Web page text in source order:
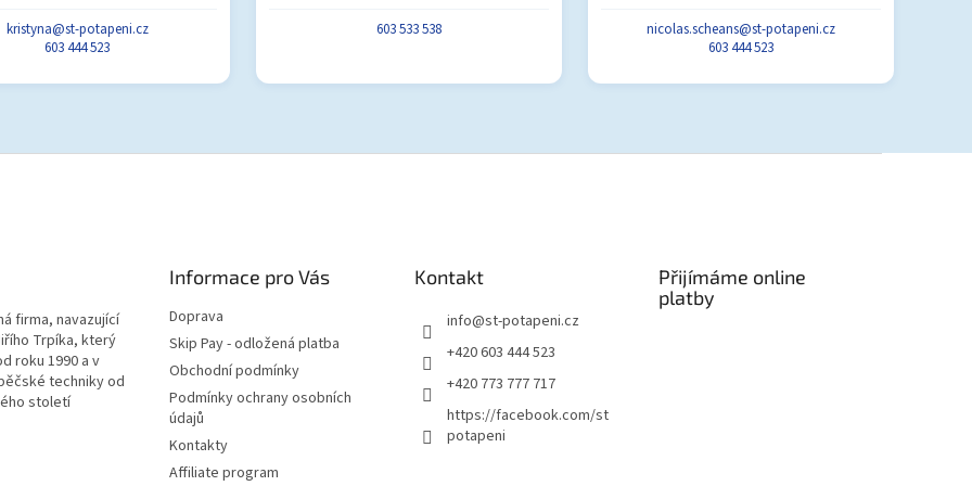
kristyna@st-potapeni.cz
603 444 523
603 533 538
nicolas.scheans@st-potapeni.cz
603 444 523
firma, navazující
Trpíka, který
roku 1990 a v
techniky od
století
Informace pro Vás
Doprava
Skip Pay - odložená platba
Obchodní podmínky
Podmínky ochrany osobních
údajů
Kontakty
Affiliate program
Kontakt
info@st-potapeni.cz
+420 603 444 523
+420 773 777 717
https://facebook.com/st
potapeni
Přijímáme online
platby